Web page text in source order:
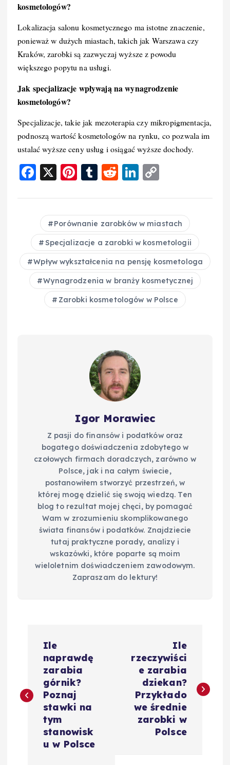
kosmetologów?
Lokalizacja salonu kosmetycznego ma istotne znaczenie,
ponieważ w dużych miastach, takich jak Warszawa czy
Kraków, zarobki są zazwyczaj wyższe z powodu
większego popytu na usługi.
Jak specjalizacje wpływają na wynagrodzenie
kosmetologów?
Specjalizacje, takie jak mezoterapia czy mikropigmentacja,
podnoszą wartość kosmetologów na rynku, co pozwala im
ustalać wyższe ceny usług i osiągać wyższe dochody.
F
c
e
b
o
o
k
X
Pi
er
e
st
T
m
bl
r
R
d
di
t
Li
k
e
d
I
n
p
y
Li
n
k
Porównanie zarobków w miastach
Specjalizacje a zarobki w kosmetologii
Wpływ wykształcenia na pensję kosmetologa
Wynagrodzenia w branży kosmetycznej
Zarobki kosmetologów w Polsce
Igor Morawiec
Z pasji do finansów i podatków oraz
bogatego doświadczenia zdobytego w
czołowych firmach doradczych, zarówno w
Polsce, jak i na całym świecie,
postanowiłem stworzyć przestrzeń, w
której mogę dzielić się swoją wiedzą. Ten
blog to rezultat mojej chęci, by pomagać
Wam w zrozumieniu skomplikowanego
świata finansów i podatków. Znajdziecie
tutaj praktyczne porady, analizy i
wskazówki, które poparte są moim
wieloletnim doświadczeniem zawodowym.
Zapraszam do lektury!
w
Ile
naprawdę
zarabia
górnik?
Poznaj
stawki na
tym
stanowisk
u w Polsce
Ile
rzeczywiści
e zarabia
dziekan?
Przykłado
we średnie
zarobki w
Polsce